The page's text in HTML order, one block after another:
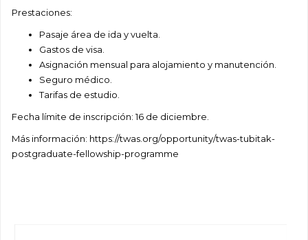
Prestaciones:
Pasaje área de ida y vuelta.
Gastos de visa.
Asignación mensual para alojamiento y manutención.
Seguro médico.
Tarifas de estudio.
Fecha límite de inscripción: 16 de diciembre.
Más información: https://twas.org/opportunity/twas-tubitak-
postgraduate-fellowship-programme